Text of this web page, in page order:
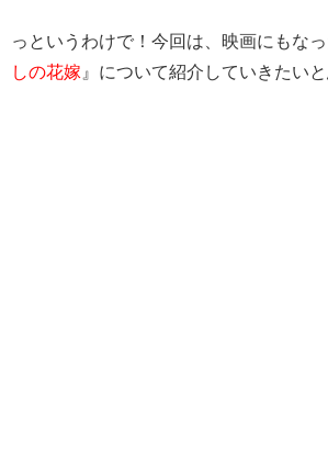
っというわけで！今回は、映画にもな
しの花嫁 』について紹介していきたいと